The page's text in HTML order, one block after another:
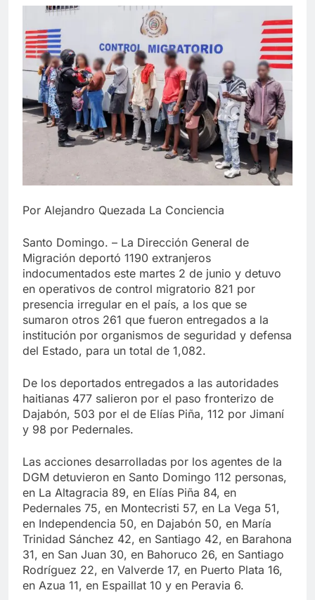
Por Alejandro Quezada La Conciencia
Santo Domingo. – La Dirección General de
Migración deportó 1190 extranjeros
indocumentados este martes 2 de junio y detuvo
en operativos de control migratorio 821 por
presencia irregular en el país, a los que se
sumaron otros 261 que fueron entregados a la
institución por organismos de seguridad y defensa
del Estado, para un total de 1,082.
De los deportados entregados a las autoridades
haitianas 477 salieron por el paso fronterizo de
Dajabón, 503 por el de Elías Piña, 112 por Jimaní
y 98 por Pedernales.
Las acciones desarrolladas por los agentes de la
DGM detuvieron en Santo Domingo 112 personas,
en La Altagracia 89, en Elías Piña 84, en
Pedernales 75, en Montecristi 57, en La Vega 51,
en Independencia 50, en Dajabón 50, en María
Trinidad Sánchez 42, en Santiago 42, en Barahona
31, en San Juan 30, en Bahoruco 26, en Santiago
Rodríguez 22, en Valverde 17, en Puerto Plata 16,
en Azua 11, en Espaillat 10 y en Peravia 6.